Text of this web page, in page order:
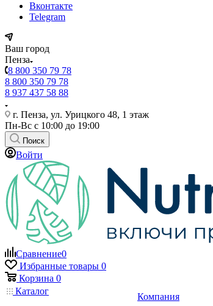
Вконтакте
Telegram
Ваш город
Пенза
8 800 350 79 78
8 800 350 79 78
8 937 437 58 88
г. Пенза, ул. Урицкого 48, 1 этаж
Пн-Вс с 10:00 до 19:00
Поиск
Войти
Сравнение0
Избранные товары 0
Корзина 0
Каталог
Компания